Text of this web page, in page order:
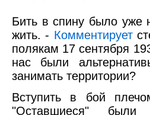
Бить в спину было уже
жить. - Комментирует
полякам 17 сентября
нас были
занимать территории?
Вступить в бой
"Оставшиеся" были